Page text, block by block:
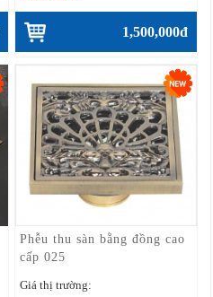
1,500,000đ
Phễu thu sàn bằng đồng cao
cấp 025
Giá thị trường: